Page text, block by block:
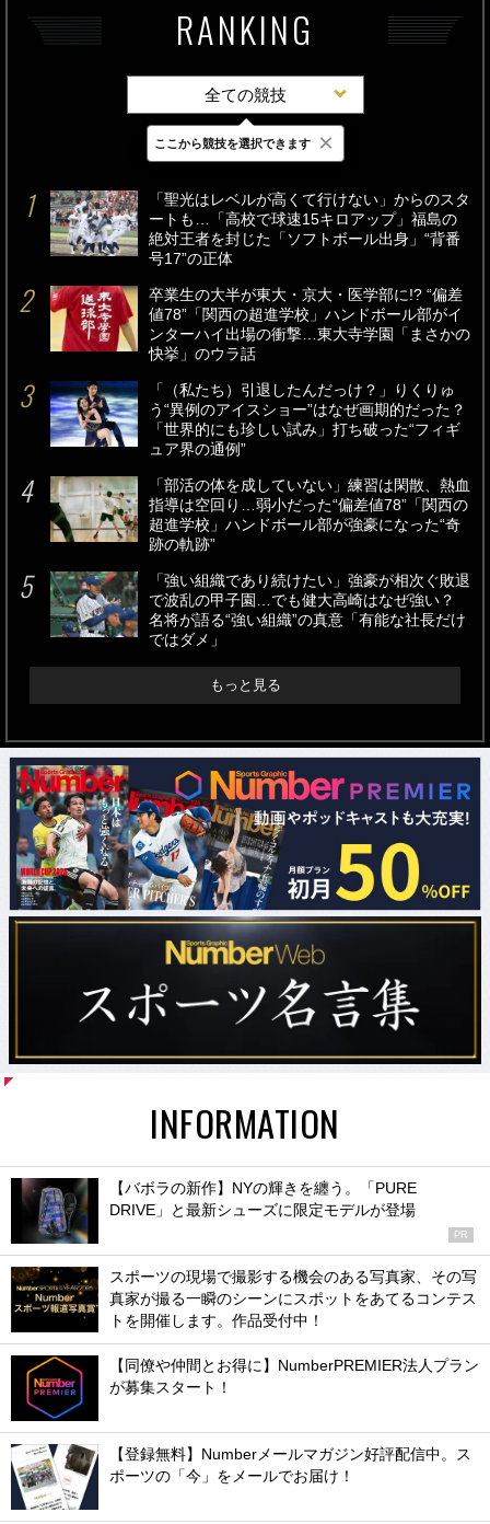
RANKING
全ての競技
最新 24時間 週間
「聖光はレベルが高くて行けない」からのスタ
ートも…「高校で球速15キロアップ」福島の
絶対王者を封じた「ソフトボール出身」“背番
号17”の正体
卒業生の大半が東大・京大・医学部に!? “偏差
値78”「関西の超進学校」ハンドボール部がイ
ンターハイ出場の衝撃…東大寺学園「まさかの
快挙」のウラ話
「（私たち）引退したんだっけ？」りくりゅ
う“異例のアイスショー”はなぜ画期的だった？
「世界的にも珍しい試み」打ち破った“フィギ
ュア界の通例”
「部活の体を成していない」練習は閑散、熱血
指導は空回り…弱小だった“偏差値78”「関西の
超進学校」ハンドボール部が強豪になった“奇
跡の軌跡”
「強い組織であり続けたい」強豪が相次ぐ敗退
で波乱の甲子園…でも健大高崎はなぜ強い？
名将が語る“強い組織”の真意「有能な社長だけ
ではダメ」
もっと見る
INFORMATION
【バボラの新作】NYの輝きを纏う。「PURE
DRIVE」と最新シューズに限定モデルが登場
PR
スポーツの現場で撮影する機会のある写真家、その写
真家が撮る一瞬のシーンにスポットをあてるコンテス
トを開催します。作品受付中！
【同僚や仲間とお得に】NumberPREMIER法人プラン
が募集スタート！
【登録無料】Numberメールマガジン好評配信中。ス
ポーツの「今」をメールでお届け！
ここから競技を選択できます ×